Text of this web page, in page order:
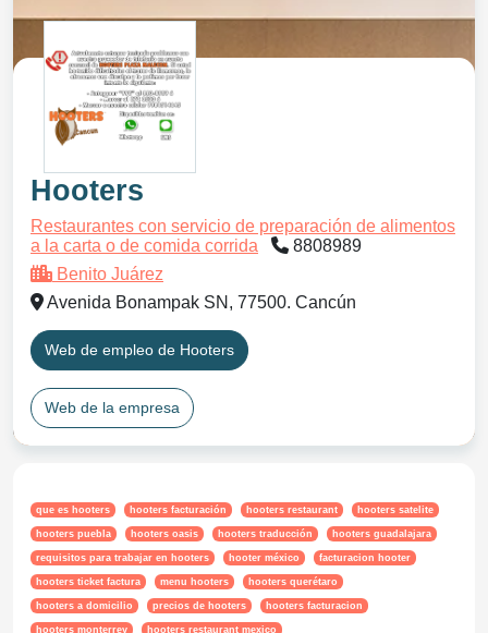
Hooters
Restaurantes con servicio de preparación de alimentos
a la carta o de comida corrida
8808989
Benito Juárez
Avenida Bonampak SN, 77500. Cancún
Web de empleo de Hooters
Web de la empresa
que es hooters hooters facturación hooters restaurant hooters satelite
hooters puebla hooters oasis hooters traducción hooters guadalajara
requisitos para trabajar en hooters hooter méxico facturacion hooter
hooters ticket factura menu hooters hooters querétaro
hooters a domicilio precios de hooters hooters facturacion
hooters monterrey hooters restaurant mexico